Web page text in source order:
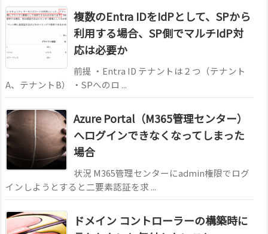
複数のEntra IDをIdPとして、SPから
利用する場合、SP側でマルチIdP対
応は必要か
前提 ・Entra ID テナントは２つ（テナント
A、テナントB） ・SPへのロ ...
Azure Portal（M365管理センター）
へログインできなくなってしまった
場合
状況 M365管理センターにadmin権限でログ
インしようとすると二要素認証を求 ...
ドメイン コントローラーの構築時に